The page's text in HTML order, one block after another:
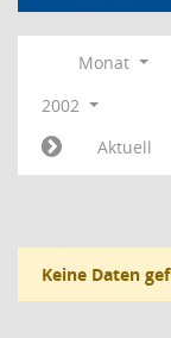
Monat
2002
Aktuell
Keine Daten